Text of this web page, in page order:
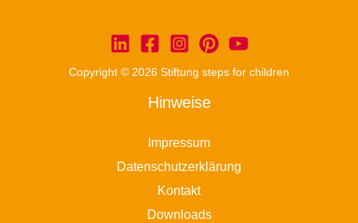
Copyright © 2026 Stiftung steps for children
Hinweise
Impressum
Datenschutzerklärung
Kontakt
Downloads